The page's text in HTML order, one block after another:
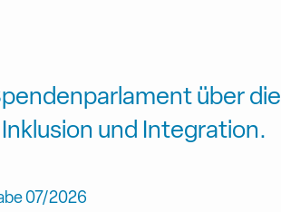
über die
und Integration.
07/2026